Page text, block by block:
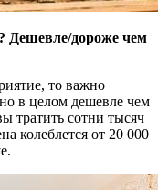
Дешевле/дороже чем
то важно
в целом дешевле чем
тратить сотни тысяч
колеблется от 20 000